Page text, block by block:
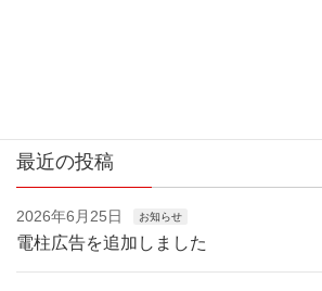
最近の投稿
2026年6月25日 お知らせ
電柱広告を追加しました